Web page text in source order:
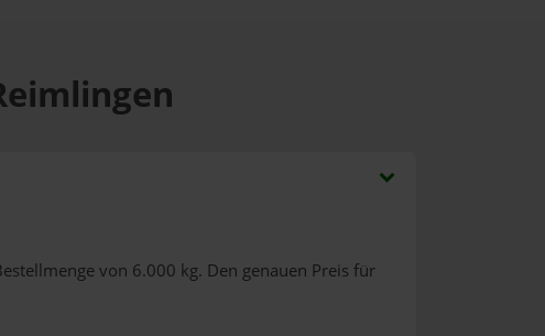
von 6.000 kg. Den genauen Preis für